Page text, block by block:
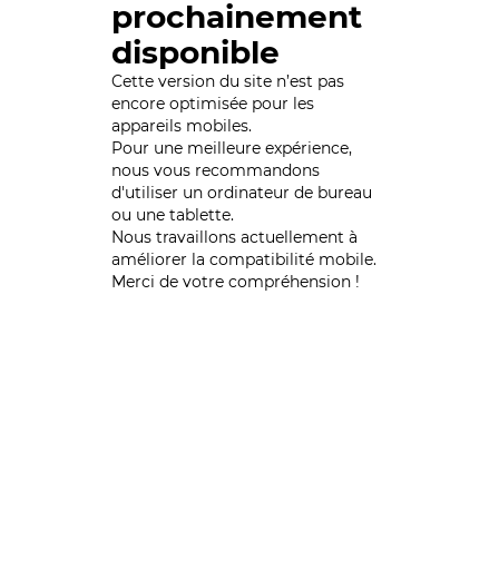
prochainement
disponible
Cette version du site n’est pas
encore optimisée pour les
appareils mobiles.
Pour une meilleure expérience,
nous vous recommandons
d'utiliser un ordinateur de bureau
ou une tablette.
Nous travaillons actuellement à
améliorer la compatibilité mobile.
Merci de votre compréhension !